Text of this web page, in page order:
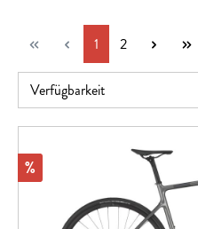
Seite
1 Seite
2
Rabatt
%